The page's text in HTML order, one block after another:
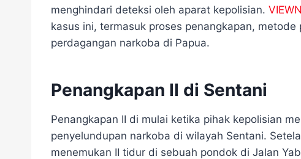
menghindari deteksi oleh aparat kepolisian.
kasus ini, termasuk proses penangkapan,
perdagangan narkoba di Papua.
Penangkapan II di Sentani
Penangkapan II di mulai ketika pihak kepolisian
penyelundupan narkoba di wilayah Sentani.
menemukan II tidur di sebuah pondok di Jalan